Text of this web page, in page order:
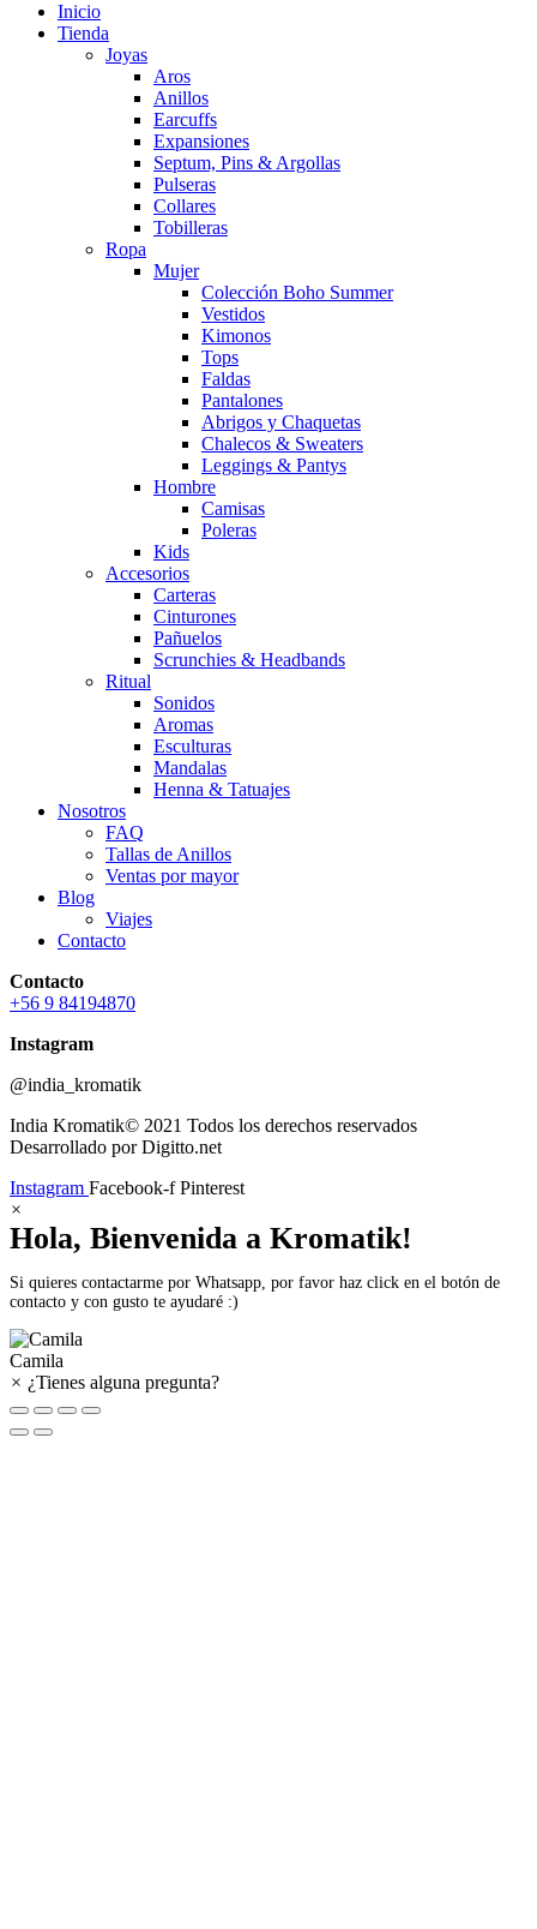
Inicio
Tienda
Joyas
Aros
Anillos
Earcuffs
Expansiones
Septum, Pins & Argollas
Pulseras
Collares
Tobilleras
Ropa
Mujer
Colección Boho Summer
Vestidos
Kimonos
Tops
Faldas
Pantalones
Abrigos y Chaquetas
Chalecos & Sweaters
Leggings & Pantys
Hombre
Camisas
Poleras
Kids
Accesorios
Carteras
Cinturones
Pañuelos
Scrunchies & Headbands
Ritual
Sonidos
Aromas
Esculturas
Mandalas
Henna & Tatuajes
Nosotros
FAQ
Tallas de Anillos
Ventas por mayor
Blog
Viajes
Contacto
Contacto
+56 9 84194870
Instagram
@india_kromatik
India Kromatik© 2021 Todos los derechos reservados
Desarrollado por Digitto.net
Instagram Facebook-f Pinterest
×
Hola, Bienvenida a Kromatik!
Si quieres contactarme por Whatsapp, por favor haz click en el botón de
contacto y con gusto te ayudaré :)
Camila
× ¿Tienes alguna pregunta?